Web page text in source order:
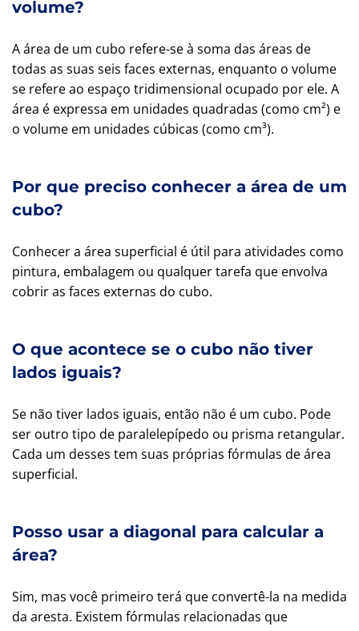
volume?
A área de um cubo refere-se à soma das áreas de
todas as suas seis faces externas, enquanto o volume
se refere ao espaço tridimensional ocupado por ele. A
área é expressa em unidades quadradas (como cm²) e
o volume em unidades cúbicas (como cm³).
Por que preciso conhecer a área de um
cubo?
Conhecer a área superficial é útil para atividades como
pintura, embalagem ou qualquer tarefa que envolva
cobrir as faces externas do cubo.
O que acontece se o cubo não tiver
lados iguais?
Se não tiver lados iguais, então não é um cubo. Pode
ser outro tipo de paralelepípedo ou prisma retangular.
Cada um desses tem suas próprias fórmulas de área
superficial.
Posso usar a diagonal para calcular a
área?
Sim, mas você primeiro terá que convertê-la na medida
da aresta. Existem fórmulas relacionadas que